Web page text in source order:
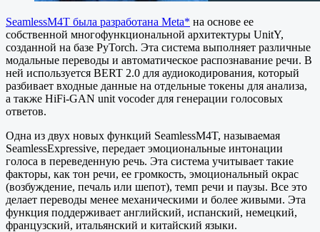
SeamlessM4T была разработана Meta* на основе ее
собственной многофункциональной архитектуры UnitY,
созданной на базе PyTorch. Эта система выполняет различные
модальные переводы и автоматическое распознавание речи. В
ней используется BERT 2.0 для аудиокодирования, который
разбивает входные данные на отдельные токены для анализа,
а также HiFi-GAN unit vocoder для генерации голосовых
ответов.
Одна из двух новых функций SeamlessM4T, называемая
SeamlessExpressive, передает эмоциональные интонации
голоса в переведенную речь. Эта система учитывает такие
факторы, как тон речи, ее громкость, эмоциональный окрас
(возбуждение, печаль или шепот), темп речи и паузы. Все это
делает переводы менее механическими и более живыми. Эта
функция поддерживает английский, испанский, немецкий,
французский, итальянский и китайский языки.